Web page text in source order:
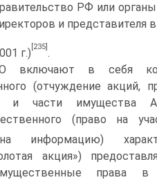
РФ или
и
г.)
[235]
.
включают в себя
(отчуждение акций,
и части имущества
(право на
информацию)
акция»)
права в